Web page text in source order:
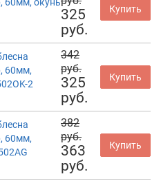
325
руб.
Купить
60мм,
2
342
руб.
325
руб.
Купить
60мм,
382
руб.
363
руб.
Купить